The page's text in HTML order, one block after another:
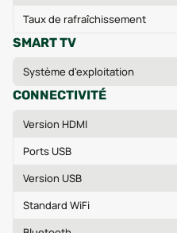
Taux de rafraîchissement
SMART TV
Système d'exploitation
CONNECTIVITÉ
Version HDMI
Ports USB
Version USB
Standard WiFi